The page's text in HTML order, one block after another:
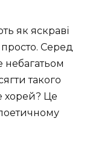
як яскраві
просто. Серед
небагатьом
такого
хорей? Це